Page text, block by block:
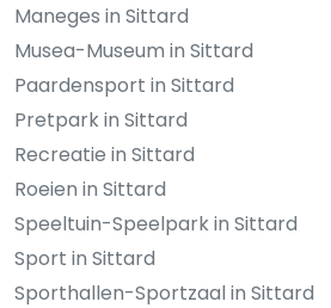
Maneges in Sittard
Musea-Museum in Sittard
Paardensport in Sittard
Pretpark in Sittard
Recreatie in Sittard
Roeien in Sittard
Speeltuin-Speelpark in Sittard
Sport in Sittard
Sporthallen-Sportzaal in Sittard